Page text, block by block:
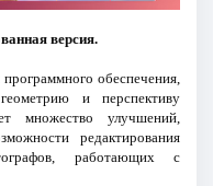
версия.
обеспечения,
и перспективу
множество улучшений,
редактирования
работающих с